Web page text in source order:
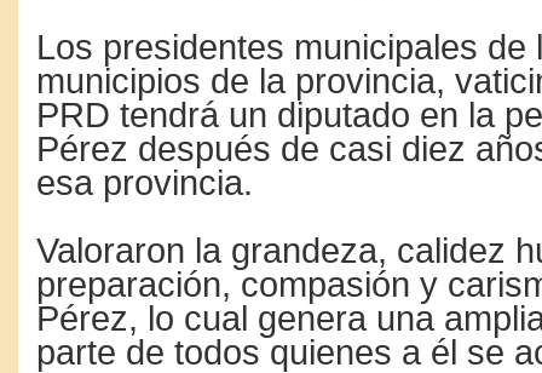
Los presidentes municipales de
municipios de la provincia,
PRD tendrá un diputado en la
Pérez después de casi diez
esa provincia.
Valoraron la grandeza, calidez
preparación, compasión y
Pérez, lo cual genera una
parte de todos quienes a él se